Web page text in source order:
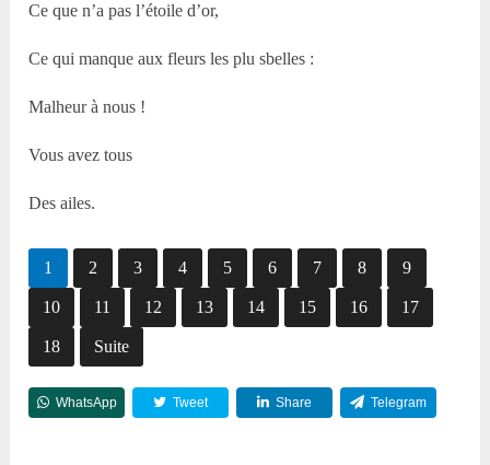
Ce que n’a pas l’étoile d’or,
Ce qui manque aux fleurs les plu sbelles :
Malheur à nous !
Vous avez tous
Des ailes.
1 2 3 4 5 6 7 8 9
10 11 12 13 14 15 16 17
18 Suite
WhatsApp Tweet Share Telegram